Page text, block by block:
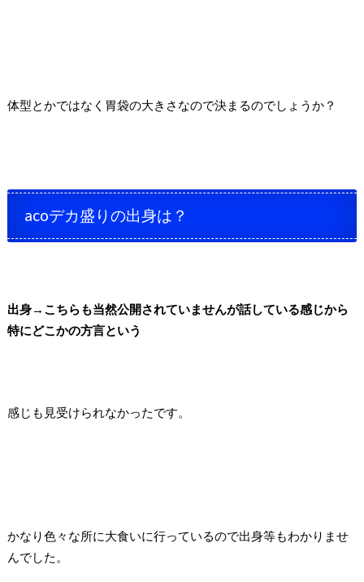
体型とかではなく胃袋の大きさなので決まるのでしょうか？
acoデカ盛りの出身は？
出身→こちらも当然公開されていませんが話している感じから
特にどこかの方言という
感じも見受けられなかったです。
かなり色々な所に大食いに行っているので出身等もわかりませ
んでした。